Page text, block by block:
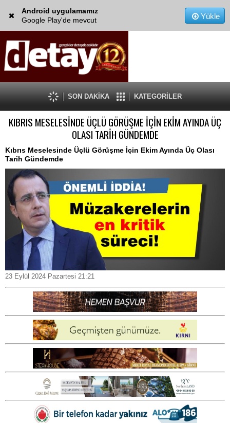
Android uygulamamız
Google Play'de mevcut
Yükle
SON DAKİKA KATEGORİLER
KIBRIS MESELESİNDE ÜÇLÜ GÖRÜŞME İÇİN EKİM AYINDA ÜÇ
OLASI TARİH GÜNDEMDE
Kıbrıs Meselesinde Üçlü Görüşme İçin Ekim Ayında Üç Olası
Tarih Gündemde
23 Eylül 2024 Pazartesi 21:21